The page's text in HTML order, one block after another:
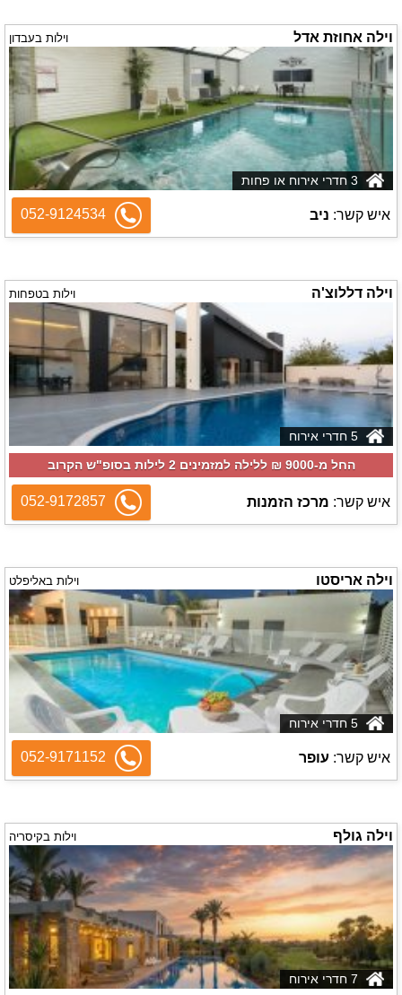
וילה אחוזת אדל וילות בעבדון
איש קשר: ניב 052-9124534
וילה דללוצ'ה וילות בטפחות
החל מ-‏9000 ₪ ללילה למזמינים 2 לילות בסופ"ש הקרוב
איש קשר: מרכז הזמנות 052-9172857
וילה אריסטו וילות באליפלט
איש קשר: עופר 052-9171152
וילה גולף וילות בקיסריה